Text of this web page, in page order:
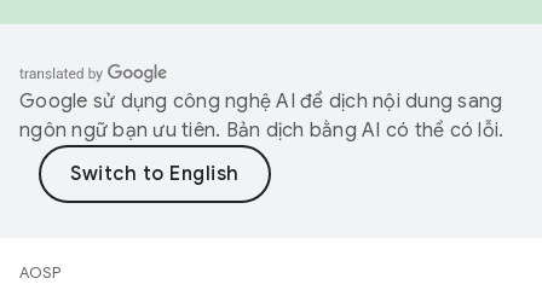
Google sử dụng công nghệ AI để dịch nội dung sang
ngôn ngữ bạn ưu tiên. Bản dịch bằng AI có thể có lỗi.
AOSP